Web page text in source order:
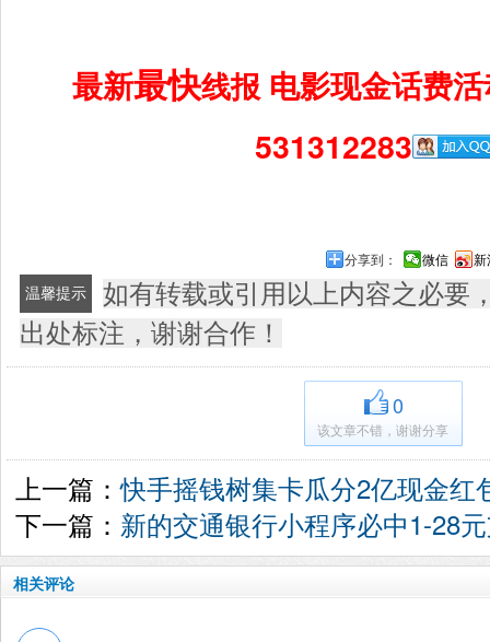
最新最快线报 电影现金话费
531312283
分享到： 微信 新
温馨提示
如有转载或引用以上内容之必要
出处标注，谢谢合作！
0
该文章不错，谢谢分享
上一篇：快手摇钱树集卡瓜分2亿现金红
下一篇： 新的交通银行小程序必中1-28
相关评论